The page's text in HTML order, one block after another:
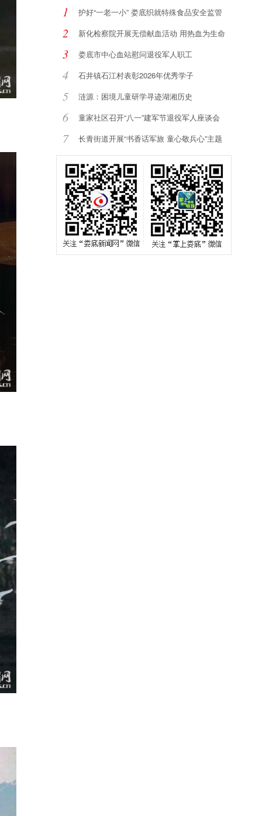
1 护好“一老一小” 娄底织就特殊食品安全监管
2
新化检察院开展无偿献血活动 用热血为生命
3 娄底市中心血站慰问退役军人职工
4 石井镇石江村表彰2026年优秀学子
5 涟源：困境儿童研学寻迹湖湘历史
6 童家社区召开“八一”建军节退役军人座谈会
7 长青街道开展“书香话军旅 童心敬兵心”主题